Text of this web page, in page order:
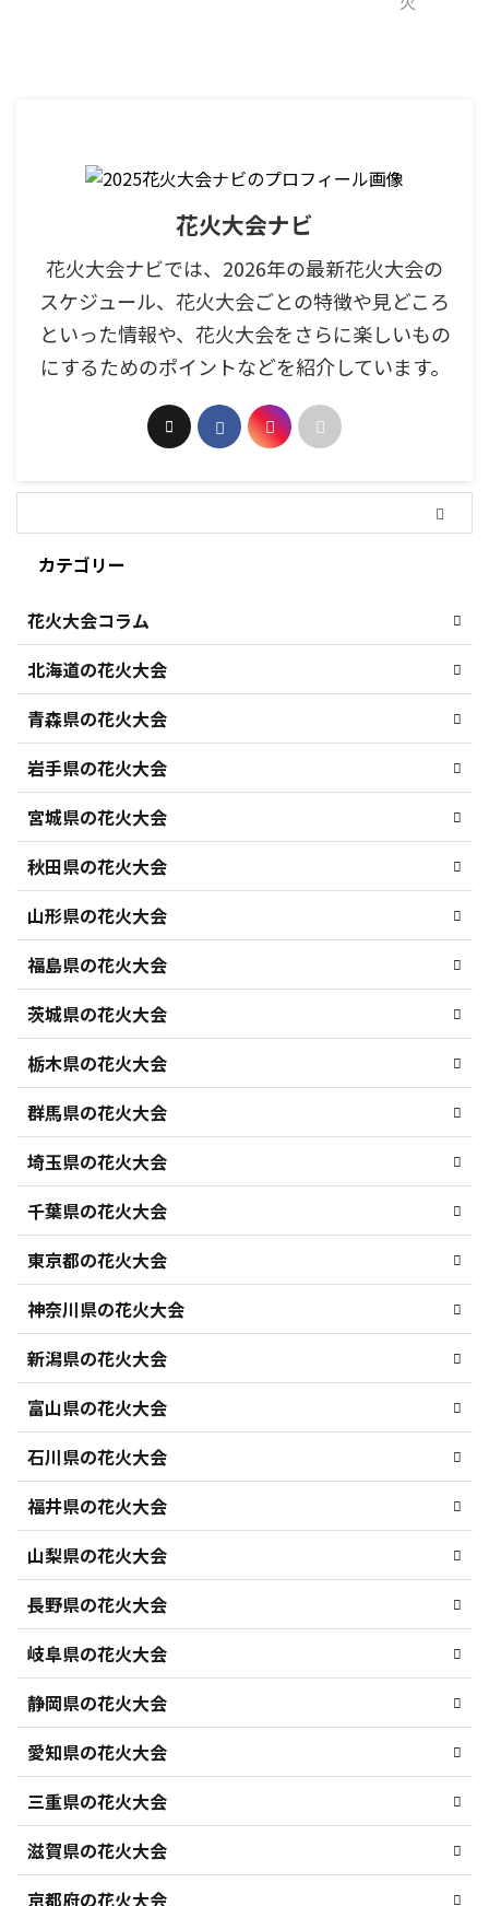
花火大会ナビ
花火大会ナビでは、2026年の最新花火大会の
スケジュール、花火大会ごとの特徴や見どころ
といった情報や、花火大会をさらに楽しいもの
にするためのポイントなどを紹介しています。
カテゴリー
花火大会コラム
北海道の花火大会
青森県の花火大会
岩手県の花火大会
宮城県の花火大会
秋田県の花火大会
山形県の花火大会
福島県の花火大会
茨城県の花火大会
栃木県の花火大会
群馬県の花火大会
埼玉県の花火大会
千葉県の花火大会
東京都の花火大会
神奈川県の花火大会
新潟県の花火大会
富山県の花火大会
石川県の花火大会
福井県の花火大会
山梨県の花火大会
長野県の花火大会
岐阜県の花火大会
静岡県の花火大会
愛知県の花火大会
三重県の花火大会
滋賀県の花火大会
京都府の花火大会